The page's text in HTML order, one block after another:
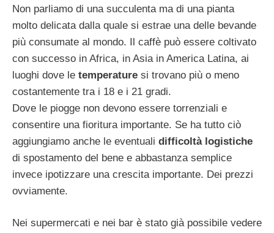
Non parliamo di una succulenta ma di una pianta
molto delicata dalla quale si estrae una delle bevande
più consumate al mondo. Il caffè può essere coltivato
con successo in Africa, in Asia in America Latina, ai
luoghi dove le temperature si trovano più o meno
costantemente tra i 18 e i 21 gradi.
Dove le piogge non devono essere torrenziali e
consentire una fioritura importante. Se ha tutto ciò
aggiungiamo anche le eventuali difficoltà logistiche
di spostamento del bene e abbastanza semplice
invece ipotizzare una crescita importante. Dei prezzi
ovviamente.
Nei supermercati e nei bar è stato già possibile vedere